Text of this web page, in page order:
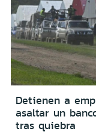
Detienen a
asaltar un
tras quiebra